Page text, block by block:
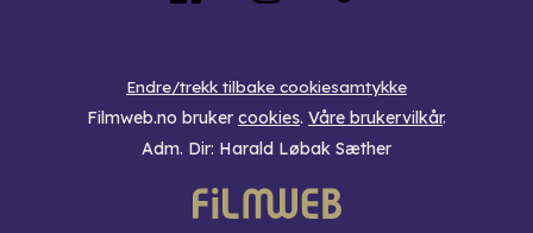
Endre/trekk tilbake cookiesamtykke
Filmweb.no bruker cookies. Våre brukervilkår.
Adm. Dir: Harald Løbak Sæther